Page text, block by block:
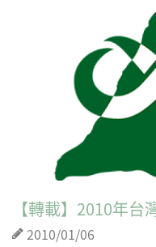
【轉載】2010年
2010/01/06